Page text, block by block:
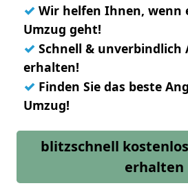
✓ Wir helfen Ihnen, wenn
Umzug geht!
✓ Schnell & unverbindlich
erhalten!
✓ Finden Sie das beste
Umzug!
blitzschnell
erhalten